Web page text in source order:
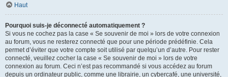
Haut
Pourquoi suis-je déconnecté automatiquement ?
Si vous ne cochez pas la case « Se souvenir de moi » lors de votre connexion
au forum, vous ne resterez connecté que pour une période prédéfinie. Cela
permet d’éviter que votre compte soit utilisé par quelqu’un d’autre. Pour rester
connecté, veuillez cocher la case « Se souvenir de moi » lors de votre
connexion au forum. Ceci n’est pas recommandé si vous accédez au forum
depuis un ordinateur public, comme une librairie, un cybercafé, une université,